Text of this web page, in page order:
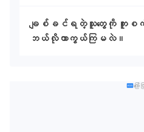
ချစ်ခင်ရတဲ့သူတွေကို ကူးစက်ရ
ဘယ်လိုကာကွယ်ကြမလဲ။
ကြော်င